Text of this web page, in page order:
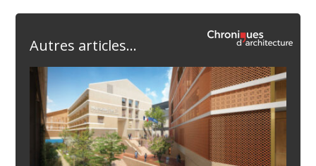
Autres articles...